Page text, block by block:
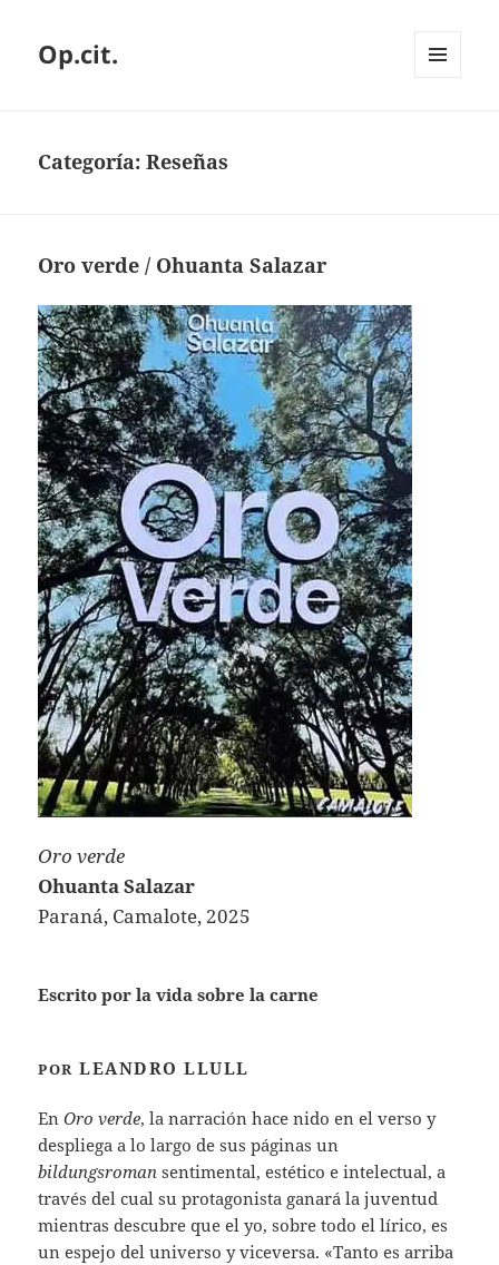
Op.cit.
Categoría:Reseñas
Oro verde / Ohuanta Salazar
Oro verde
Ohuanta Salazar
Paraná, Camalote, 2025
Escrito por la vida sobre la carne
POR LEANDRO LLULL
EnOro verde, la narración hace nido en el verso y
despliega a lo largo de sus páginas un
bildungsroman sentimental, estético e intelectual, a
través del cual su protagonista ganará la juventud
mientras descubre que el yo, sobre todo el lírico, es
un espejo del universo y viceversa. «Tanto es arriba